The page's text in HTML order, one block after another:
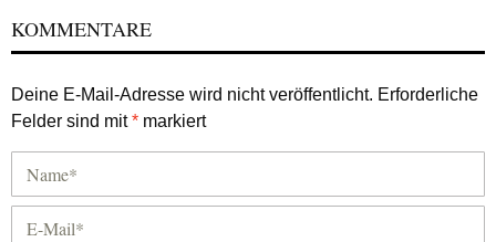
KOMMENTARE
Deine E-Mail-Adresse wird nicht veröffentlicht. Erforderliche
Felder sind mit* markiert